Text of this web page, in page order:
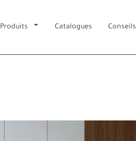
Produits Catalogues Conseils